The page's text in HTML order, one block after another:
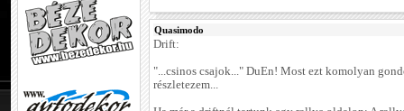
Quasimodo
Drift:
"...csinos csajok..." DuEn! Most ezt komolyan
részletezem...